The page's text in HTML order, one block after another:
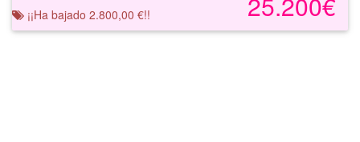
¡¡Ha bajado 2.800,00 €!!